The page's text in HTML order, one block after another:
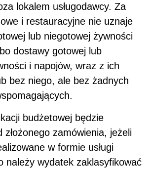
lokalem usługodawcy. Za
i restauracyjne nie uznaje
lub niegotowej żywności
dostawy gotowej lub
i napojów, wraz z ich
bez niego, ale bez żadnych
budżetowej będzie
złożonego zamówienia, jeżeli
w formie usługi
należy wydatek zaklasyfikować